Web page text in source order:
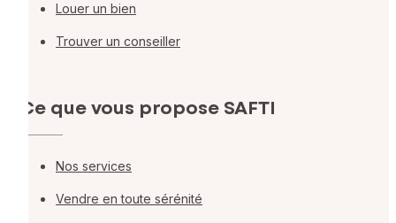
Louer un bien
Trouver un conseiller
Ce que vous propose SAFTI
Nos services
Vendre en toute sérénité